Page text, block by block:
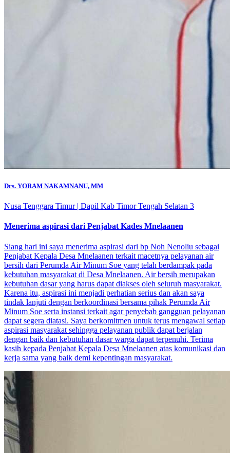
Drs. YORAM NAKAMNANU, MM
Nusa Tenggara Timur | Dapil Kab Timor Tengah Selatan 3
Menerima aspirasi dari Penjabat Kades Mnelaanen
Siang hari ini saya menerima aspirasi dari bp Noh Nenoliu sebagai
Penjabat Kepala Desa Mnelaanen terkait macetnya pelayanan air
bersih dari Perumda Air Minum Soe yang telah berdampak pada
kebutuhan masyarakat di Desa Mnelaanen. Air bersih merupakan
kebutuhan dasar yang harus dapat diakses oleh seluruh masyarakat.
Karena itu, aspirasi ini menjadi perhatian serius dan akan saya
tindak lanjuti dengan berkoordinasi bersama pihak Perumda Air
Minum Soe serta instansi terkait agar penyebab gangguan pelayanan
dapat segera diatasi. Saya berkomitmen untuk terus mengawal setiap
aspirasi masyarakat sehingga pelayanan publik dapat berjalan
dengan baik dan kebutuhan dasar warga dapat terpenuhi. Terima
kasih kepada Penjabat Kepala Desa Mnelaanen atas komunikasi dan
kerja sama yang baik demi kepentingan masyarakat.